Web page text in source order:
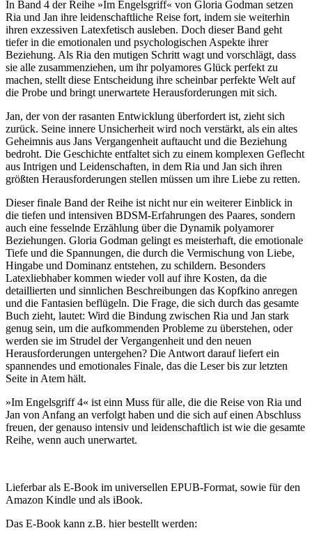
In Band 4 der Reihe »Im Engelsgriff« von Gloria Godman setzen
Ria und Jan ihre leidenschaftliche Reise fort, indem sie weiterhin
ihren exzessiven Latexfetisch ausleben. Doch dieser Band geht
tiefer in die emotionalen und psychologischen Aspekte ihrer
Beziehung. Als Ria den mutigen Schritt wagt und vorschlägt, dass
sie alle zusammenziehen, um ihr polyamores Glück perfekt zu
machen, stellt diese Entscheidung ihre scheinbar perfekte Welt auf
die Probe und bringt unerwartete Herausforderungen mit sich.
Jan, der von der rasanten Entwicklung überfordert ist, zieht sich
zurück. Seine innere Unsicherheit wird noch verstärkt, als ein altes
Geheimnis aus Jans Vergangenheit auftaucht und die Beziehung
bedroht. Die Geschichte entfaltet sich zu einem komplexen Geflecht
aus Intrigen und Leidenschaften, in dem Ria und Jan sich ihren
größten Herausforderungen stellen müssen um ihre Liebe zu retten.
Dieser finale Band der Reihe ist nicht nur ein weiterer Einblick in
die tiefen und intensiven BDSM-Erfahrungen des Paares, sondern
auch eine fesselnde Erzählung über die Dynamik polyamorer
Beziehungen. Gloria Godman gelingt es meisterhaft, die emotionale
Tiefe und die Spannungen, die durch die Vermischung von Liebe,
Hingabe und Dominanz entstehen, zu schildern. Besonders
Latexliebhaber kommen wieder voll auf ihre Kosten, da die
detaillierten und sinnlichen Beschreibungen das Kopfkino anregen
und die Fantasien beflügeln. Die Frage, die sich durch das gesamte
Buch zieht, lautet: Wird die Bindung zwischen Ria und Jan stark
genug sein, um die aufkommenden Probleme zu überstehen, oder
werden sie im Strudel der Vergangenheit und den neuen
Herausforderungen untergehen? Die Antwort darauf liefert ein
spannendes und emotionales Finale, das die Leser bis zur letzten
Seite in Atem hält.
»Im Engelsgriff 4« ist einn Muss für alle, die die Reise von Ria und
Jan von Anfang an verfolgt haben und die sich auf einen Abschluss
freuen, der genauso intensiv und leidenschaftlich ist wie die gesamte
Reihe, wenn auch unerwartet.
Lieferbar als E-Book im universellen EPUB-Format, sowie für den
Amazon Kindle und als iBook.
Das E-Book kann z.B. hier bestellt werden: